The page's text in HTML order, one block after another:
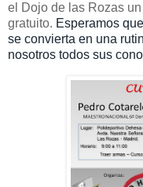
el Dojo de las Rozas
gratuito. Esperamos
se convierta en una
nosotros todos sus